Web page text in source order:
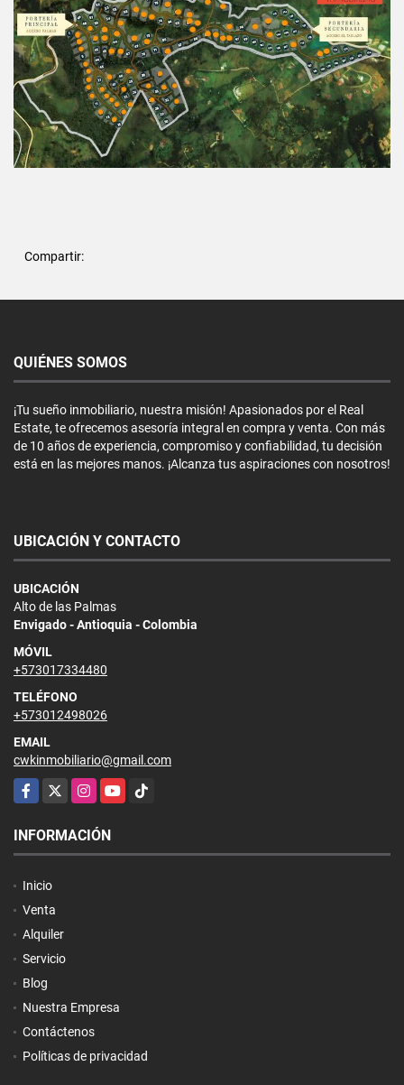
Compartir:
QUIÉNES SOMOS
¡Tu sueño inmobiliario, nuestra misión! Apasionados por el Real
Estate, te ofrecemos asesoría integral en compra y venta. Con más
de 10 años de experiencia, compromiso y confiabilidad, tu decisión
está en las mejores manos. ¡Alcanza tus aspiraciones con nosotros!
UBICACIÓN Y CONTACTO
UBICACIÓN
Alto de las Palmas
Envigado - Antioquia - Colombia
MÓVIL
+573017334480
TELÉFONO
+573012498026
EMAIL
cwkinmobiliario@gmail.com
Facebook
X InstagramYouTubeTikTok
INFORMACIÓN
Inicio
Venta
Alquiler
Servicio
Blog
Nuestra Empresa
Contáctenos
Políticas de privacidad